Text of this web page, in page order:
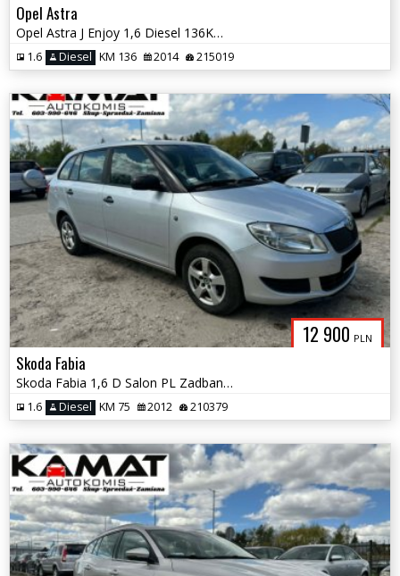
Opel Astra
Opel Astra J Enjoy 1,6 Diesel 136KM Zamiana
1.6 Diesel KM 136 2014 215019
12 900 PLN
Skoda Fabia
Skoda Fabia 1,6 D Salon PL Zadbana Zamiana
1.6 Diesel KM 75 2012 210379